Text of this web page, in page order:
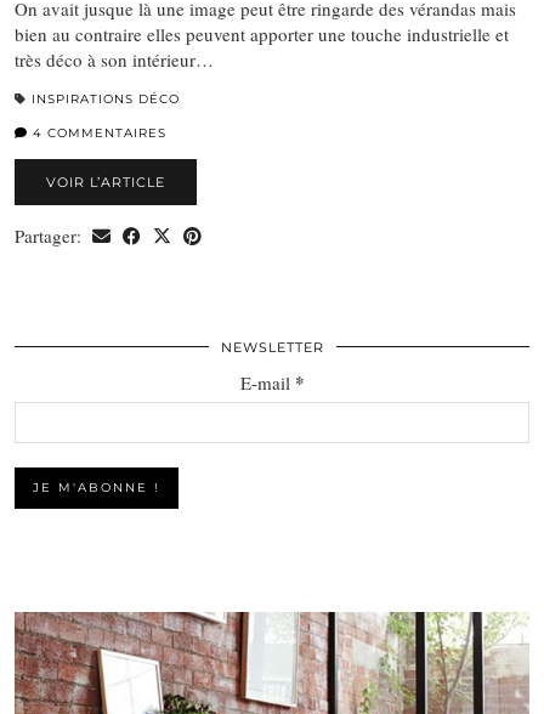
On avait jusque là une image peut être ringarde des vérandas mais
bien au contraire elles peuvent apporter une touche industrielle et
très déco à son intérieur…
INSPIRATIONS DÉCO
4 COMMENTAIRES
VOIR L’ARTICLE
Partager:
NEWSLETTER
E-mail *